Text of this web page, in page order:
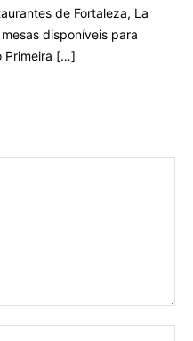
de Fortaleza, La
disponíveis para
Primeira […]